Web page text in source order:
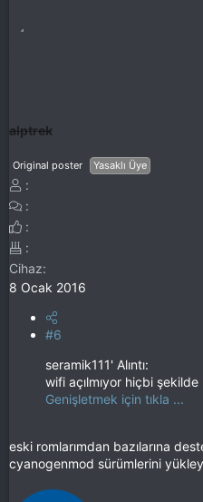
alptrek
Original poster Yasaklı Üye
Cihaz
8 Ocak 2016
#6
seramik111' Alıntı:
wifi açılmıyor hiçbi şekilde
Genişletmek için tıkla ...
eski romlarımdan bazılarına
cyanogenmod sürümlerini